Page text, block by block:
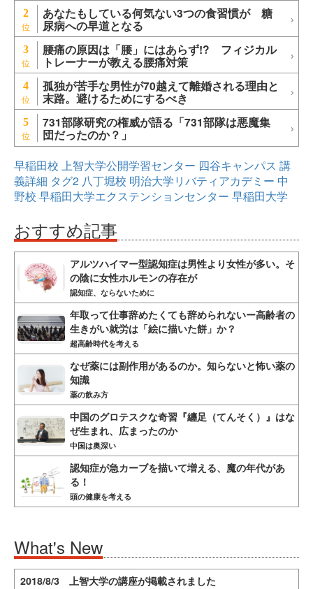
2 あなたもしている何気ない3つの食習慣が 糖
尿病への早道となる
3 腰痛の原因は「腰」にはあらず!? フィジカル
トレーナーが教える腰痛対策
4 孤独が苦手な男性が70越えて離婚される理由と
末路。避けるためにするべき
5 731部隊研究の権威が語る「731部隊は悪魔集
団だったのか？」
早稲田校 上智大学公開学習センター 四谷キャンパス 講
義詳細 タグ2 八丁堀校 明治大学リバティアカデミー 中
野校 早稲田大学エクステンションセンター 早稲田大学
おすすめ記事
アルツハイマー型認知症は男性より女性が多い。そ
の陰に女性ホルモンの存在が
認知症、ならないために
年取って仕事辞めたくても辞められないー高齢者の
生きがい就労は「絵に描いた餅」か？
超高齢時代を考える
なぜ薬には副作用があるのか。知らないと怖い薬の
知識
薬の飲み方
中国のグロテスクな奇習『纏足（てんそく）』はな
ぜ生まれ、広まったのか
中国は奥深い
認知症が急カーブを描いて増える、魔の年代があ
る！
頭の健康を考える
What's New
2018/8/3 上智大学の講座が掲載されました